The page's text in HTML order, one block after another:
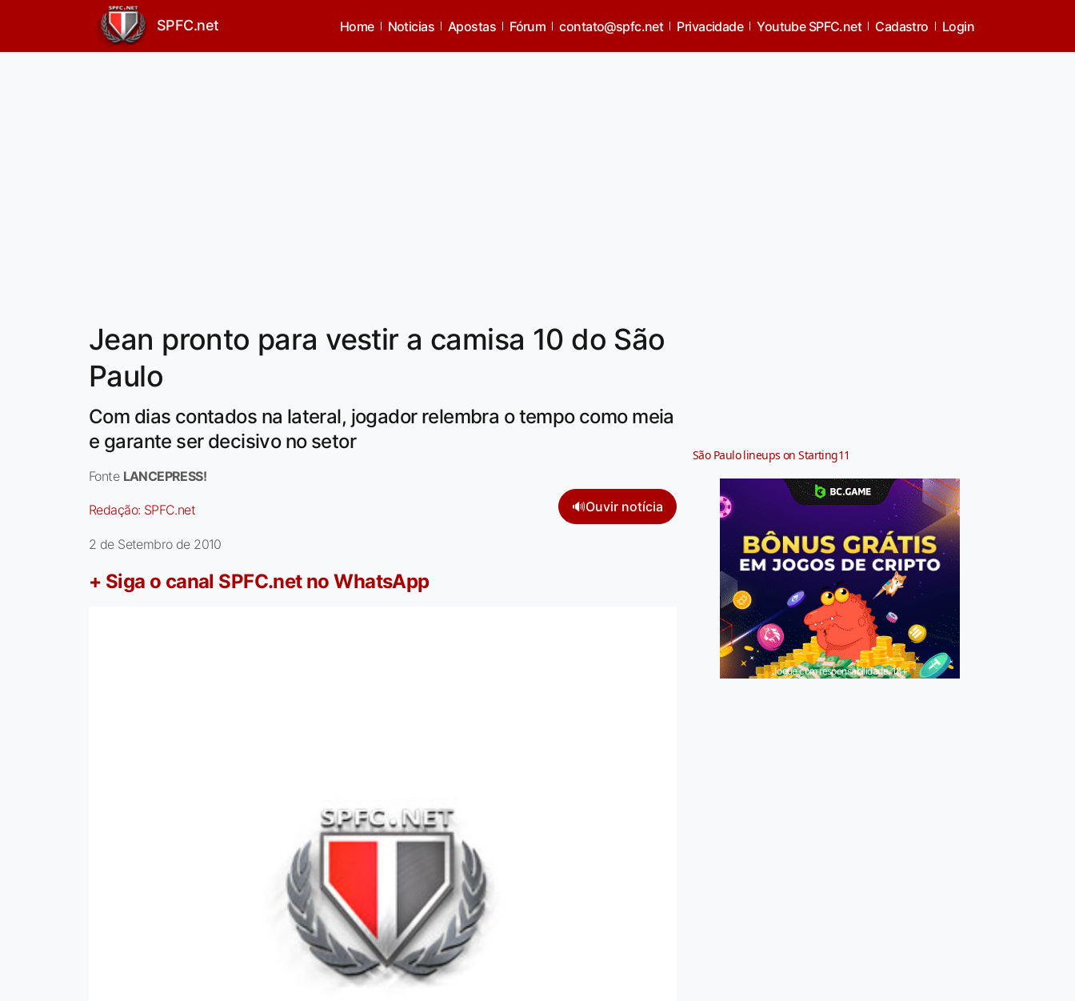
SPFC.net Home Noticias Apostas Fórum contato@spfc.net Privacidade Youtube SPFC.net Cadastro Login
Jean pronto para vestir a camisa 10 do São
Paulo
Com dias contados na lateral, jogador relembra o tempo como meia
e garante ser decisivo no setor
Fonte LANCEPRESS!
Redação: SPFC.net 🔊Ouvir notícia
2 de Setembro de 2010
+ Siga o canal SPFC.net no WhatsApp
São Paulo lineups on Starting11
Jogue com responsabilidade. 18+